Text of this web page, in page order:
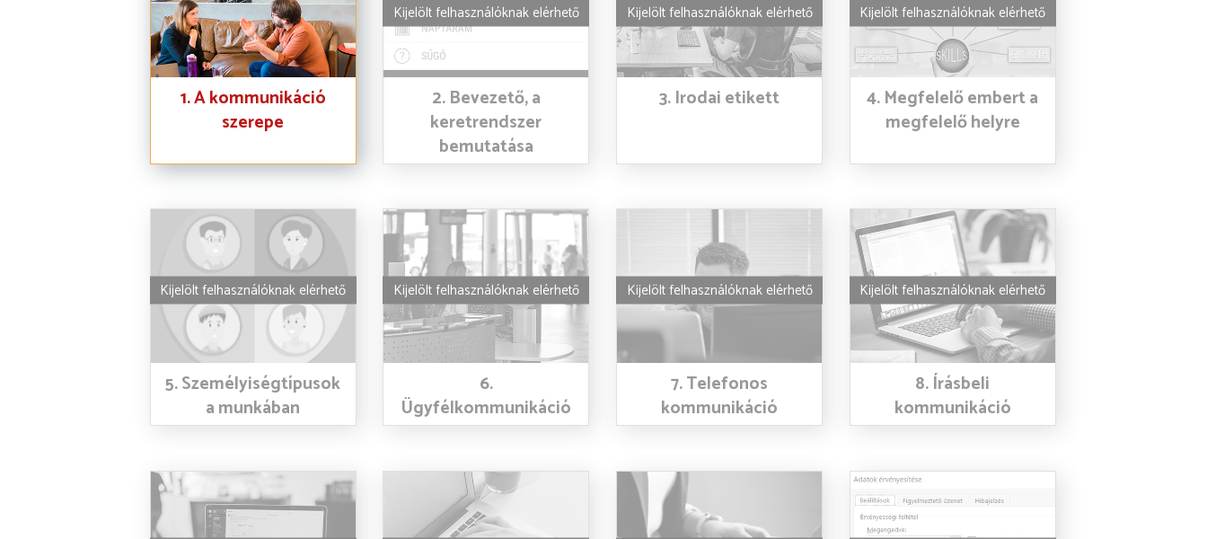
1. A kommunikáció
szerepe
Kijelölt felhasználóknak elérhető
2. Bevezető, a
keretrendszer
bemutatása
Kijelölt felhasználóknak elérhető
3. Irodai etikett
Kijelölt felhasználóknak elérhető
4. Megfelelő embert a
megfelelő helyre
Kijelölt felhasználóknak elérhető
5. Személyiségtípusok
a munkában
Kijelölt felhasználóknak elérhető
6.
Ügyfélkommunikáció
Kijelölt felhasználóknak elérhető
7. Telefonos
kommunikáció
Kijelölt felhasználóknak elérhető
8. Írásbeli
kommunikáció